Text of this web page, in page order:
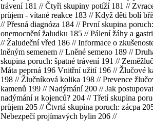
trávení 181 // Čtyři skupiny potíží 181 //
průjem - vítané reakce 183 // Když děti bolí
// Přesná diagnóza 184 // První skupina poruch:
onemocnění žaludku 185 // Pálení žáhy a
// Žaludeční vřed 186 // Informace o
lněným semenem // Lněné semeno 189 //
skupina poruch: špatné trávení 191 //
Máta peprná 196 Vnitřní užití 196 // Žlučové
198 // Žlučníková kolika 198 // Prevence
kamenů 199 // Nadýmání 200 // Jak
nadýmání и kojenců? 204 // Třetí skupina
průjem 205 // Čtvrtá skupina poruch: zácpa
Nebezpečí projímavých bylin 206 //